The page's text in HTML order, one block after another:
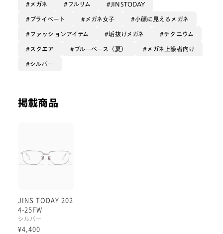
メガネ フルリム JINSTODAY
プライベート メガネ女子 小顔に見えるメガネ
ファッションアイテム 垢抜けメガネ チタニウム
スクエア ブルーベース（夏） メガネ上級者向け
シルバー
掲載商品
JINS TODAY 202
4-25FW
シルバー
¥4,400